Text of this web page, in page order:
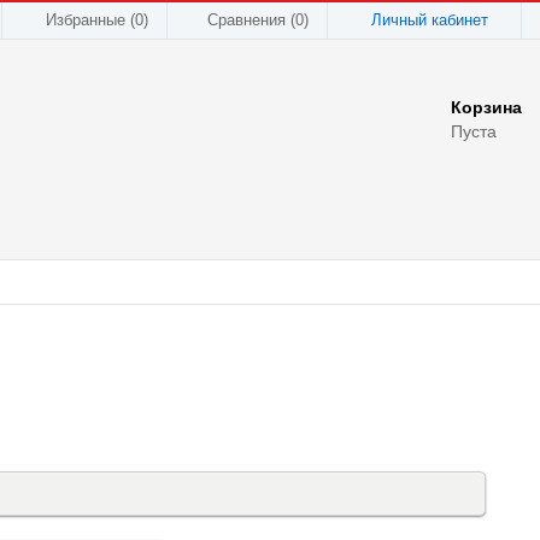
Избранные (0) Сравнения (0) Личный кабинет
Корзина
Пуста